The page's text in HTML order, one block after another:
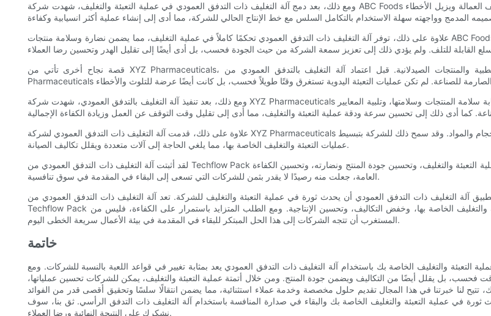
ومع ذلك، بعد دمج آلة التغليف ذات التدفق العمودي في عملية التعبئة والتغليف، شهدت شركة ABC Foods تحولًا ملحوظًا. تقوم الآلة بأتمتة عملية التعبئة والتغليف، مما يقلل بشكل كبير من تكاليف العمالة ويزيل الأخطاء
علاوة على ذلك، توفر آلة التغليف ذات التدفق العمودي تحكمًا كاملاً في عملية التغليف، مما يضمن نضارة وسلامة منتجات ABC Foods. تسمح تقنية الختم المتقدمة وشد الفيلم القابل للتعديل بتغليف دقيق وآمن، مما يطيل
قصة نجاح أخرى تأتي من XYZ Pharmaceuticals، الشركة الرائدة في مجال تصنيع الأجهزة الطبية والمنتجات الصيدلانية. قبل اعتماد آلة التغليف بالتدفق العمودي من Techflow Pack، واجهت شركة XYZ
ومع ذلك، بعد تنفيذ آلة التغليف بالتدفق العمودي، شهدت شركة XYZ Pharmaceuticals تحسنًا كبيرًا في عملية التغليف الخاصة بها. وتضمن بيئة الماكينة النظيفة والخاضعة للرقابة سلامة المنتجات وسلامتها، وتلبية المعايير
علاوة على ذلك، قدمت آلة التغليف ذات التدفق العمودي لشركة XYZ Pharmaceuticals تعدد الاستخدامات لتعبئة مجموعة واسعة من المنتجات، واستيعاب مختلف الأشكال والأحجام والمواد. وقد سمح ذلك للشركة بتبسيط
عمليات التعبئة والتغليف الخاصة بها، مما يلغي الحاجة إلى آلات متعددة ويقلل تكاليف الصيانة.
لقد أثبتت آلة التغليف ذات التدفق العمودي من Techflow Pack أنها غيرت قواعد اللعبة بالنسبة للشركات في مختلف الصناعات. إن قدرتها على أتمتة عملية التعبئة والتغليف، وتحسين جودة المنتج ونضارته، وتحسين الكفاءة
العامة، جعلت منه رصيدًا لا يقدر بثمن للشركات التي تسعى إلى البقاء في المقدمة في سوق تنافسية.
التغليف ذات التدفق العمودي أن يحدث ثورة في عملية التعبئة والتغليف للشركة. تعد آلة التغليف ذات التدفق العمودي من
Techflow Pack بمثابة تغيير حقيقي لقواعد اللعبة، حيث توفر للشركات الفرصة لتبسيط عمليات التعبئة والتغليف الخاصة بها، وخفض التكاليف، وتحسين الإنتاجية. ومع الطلب المتزايد باستمرار على الكفاءة، فليس من
المستغرب أن تتجه الشركات إلى هذا الحل المبتكر للبقاء في المقدمة في بيئة الأعمال سريعة الخطى اليوم.
خاتمة
التعبئة والتغليف الخاصة بك باستخدام آلة التغليف ذات التدفق العمودي يعد بمثابة تغيير في قواعد اللعبة بالنسبة للشركات. ومع
فحسب، بل يقلل أيضًا من التكاليف ويضمن جودة المنتج. ومن خلال أتمتة عملية التعبئة والتغليف، يمكن للشركات تحسين عملياتها،
تتيح لنا خبرتنا في هذا المجال تقديم حلول مخصصة وخدمة عملاء استثنائية، مما يضمن انتقالًا سلسًا وتحقيق أقصى قدر من الفوائد
في عملية التعبئة والتغليف الخاصة بك والبقاء في صدارة المنافسة باستخدام آلة التغليف ذات التدفق الرأسي. ثق بنا، سوف
نشكرك على النتيجة النهائية ورضا العملاء.